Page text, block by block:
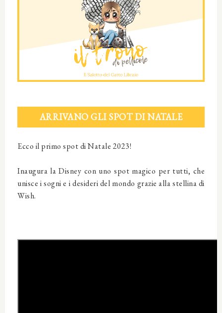
ARRIVANO GLI SPOT DI NATALE
Ecco il primo spot di Natale 2023!
Inaugura la Disney con uno spot magico per tutti, che
unisce i sogni e i desideri del mondo grazie alla stellina di
Wish.